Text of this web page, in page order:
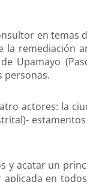
en temas
remediación
Upamayo
personas.
actores: la
y acatar un
en